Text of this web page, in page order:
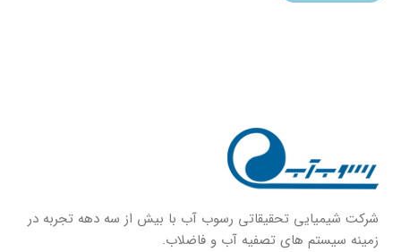
شركت شيميايى تحقیقاتی رسوب آب با بيش از سه دهه تجربه در
زمينه سيستم هاى تصفيه آب و فاضلاب.